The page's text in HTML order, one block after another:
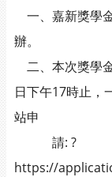
一、嘉新獎學
辦。
二、本次獎學
日下午17時止，
站申
請: ?
https://